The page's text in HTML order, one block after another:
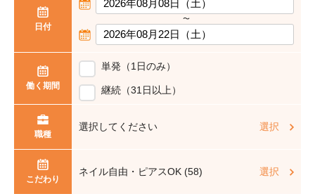
日付
〜
働く期間
単発（1日のみ）
継続（31日以上）
職種
選択してください 選択
こだわり
ネイル自由・ピアスOK (58) 選択